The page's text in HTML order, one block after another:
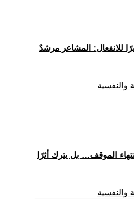
للانفعال: المشاعر مرشدٌ
والنفسية
الموقف… بل يترك أثرًا
والنفسية